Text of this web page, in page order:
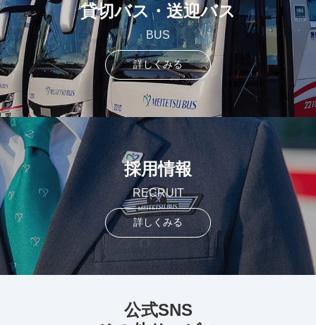
貸切バス・送迎バス
BUS
詳しくみる
採用情報
RECRUIT
詳しくみる
公式SNS